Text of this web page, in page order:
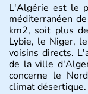
L'Algérie est le
méditerranéen
km2, soit plus
Lybie, le Niger,
voisins directs.
de la ville
concerne le
climat désertique.